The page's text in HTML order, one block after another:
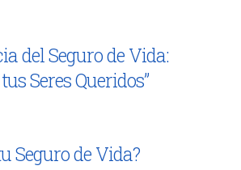
del Seguro de Vida:
Seres Queridos”
Seguro de Vida?